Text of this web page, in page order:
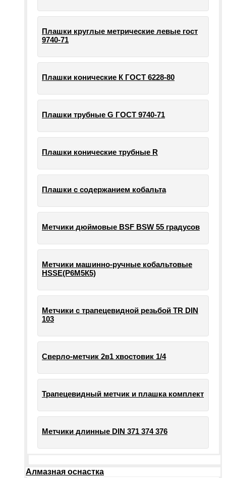
Плашки круглые метрические левые гост
9740-71
Плашки конические К ГОСТ 6228-80
Плашки трубные G ГОСТ 9740-71
Плашки конические трубные R
Плашки с содержанием кобальта
Метчики дюймовые BSF BSW 55 градусов
Метчики машинно-ручные кобальтовые
HSSE(Р6М5К5)
Метчики с трапецевидной резьбой TR DIN
103
Сверло-метчик 2в1 хвостовик 1/4
Трапецевидный метчик и плашка комплект
Метчики длинные DIN 371 374 376
Алмазная оснастка